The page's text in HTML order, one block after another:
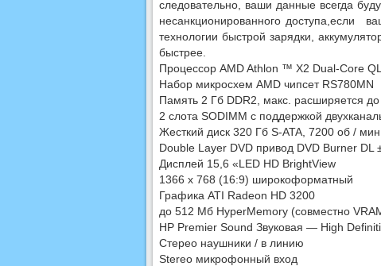
следовательно, ваши данные всегда
несанкционированного доступа,если
технологии быстрой зарядки,
быстрее.
Процессор AMD Athlon ™ X2 Dual-Core
Набор микросхем AMD чипсет RS780MN
Память 2 Гб DDR2, макс. расширяется
2 слота SODIMM с поддержкой
Жесткий диск 320 Гб S-ATA, 7200 об / мин
Double Layer DVD привод DVD Burner DL
Дисплей 15,6 «LED HD BrightView
1366 x 768 (16:9) широкоформатный
Графика ATI Radeon HD 3200
до 512 Мб HyperMemory (совместно
HP Premier Sound Звуковая — High
Стерео наушники / в линию
Stereo микрофонный вход